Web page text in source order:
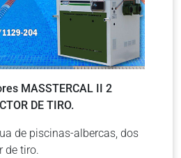
MASSTERCAL II 2
DE TIRO.
de piscinas-albercas, dos
de tiro.